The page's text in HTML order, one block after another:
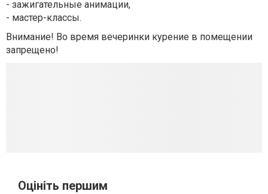
- зажигательные анимации,
- мастер-классы.
Внимание! Во время вечеринки курение в помещении
запрещено!
Оцініть першим